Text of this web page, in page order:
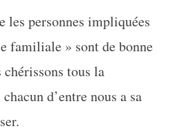
les personnes impliquées
familiale » sont de bonne
tous la
d’entre nous a sa